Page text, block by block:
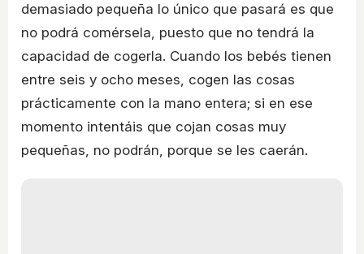
demasiado pequeña lo único que pasará es que
no podrá comérsela, puesto que no tendrá la
capacidad de cogerla. Cuando los bebés tienen
entre seis y ocho meses, cogen las cosas
prácticamente con la mano entera; si en ese
momento intentáis que cojan cosas muy
pequeñas, no podrán, porque se les caerán.